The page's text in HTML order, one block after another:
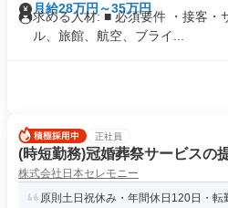
月給28万円～35万円
求める人材: ■ 必須要件 ・接客・
ル、旅館、航空、ブライ...
正社員
(時短勤務)冠婚葬祭サービスの
株式会社日本セレモニー
原則土日祝休み・年間休日120日・